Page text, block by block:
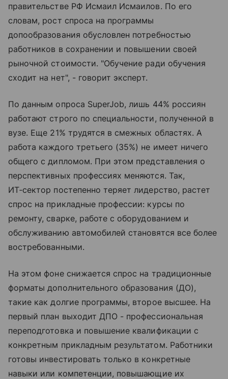
правительстве РФ Исмаил Исмаилов. По его
словам, рост спроса на программы
допообразования обусловлен потребностью
работников в сохранении и повышении своей
рыночной стоимости. "Обучение ради обучения
сходит на нет", - говорит эксперт.
По данным опроса SuperJob, лишь 44% россиян
работают строго по специальности, полученной в
вузе. Еще 21% трудятся в смежных областях. А
работа каждого третьего (35%) не имеет ничего
общего с дипломом. При этом представления о
перспективных профессиях меняются. Так,
ИТ‑сектор постепенно теряет лидерство, растет
спрос на прикладные профессии: курсы по
ремонту, сварке, работе с оборудованием и
обслуживанию автомобилей становятся все более
востребованными.
На этом фоне снижается спрос на традиционные
форматы дополнительного образования (ДО),
такие как долгие программы, второе высшее. На
первый план выходит ДПО - профессиональная
переподготовка и повышение квалификации с
конкретным прикладным результатом. Работники
готовы инвестировать только в конкретные
навыки или компетенции, повышающие их